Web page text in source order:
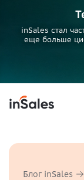
inSales стал
еще больше
Блог inSales